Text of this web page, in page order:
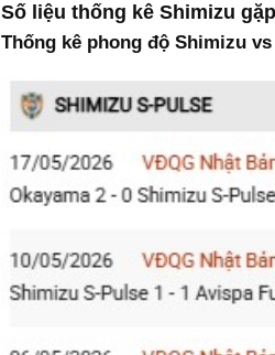
Số liệu thống kê Shimizu
Thống kê phong độ Shimizu vs